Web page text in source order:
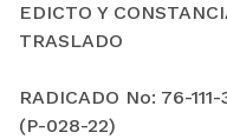
EDICTO Y
TRASLADO
RADICADO No: 76-
(P-028-22)